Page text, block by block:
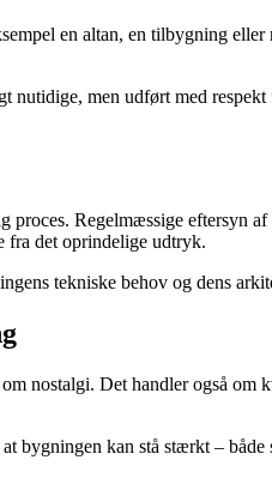
en altan, en tilbygning
men udført med
proces. Regelmæssige eftersyn
fra det oprindelige udtryk.
tekniske behov og dens
nostalgi. Det handler også
bygningen kan stå stærkt –